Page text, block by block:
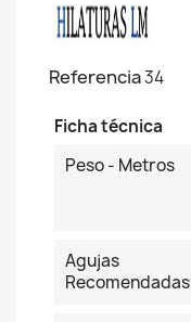
Referencia34
Ficha técnica
Peso - Metros
Agujas
Recomendadas